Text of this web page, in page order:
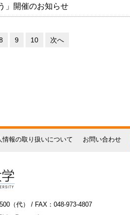
」開催のお知らせ
9 10 次へ
情報の取り扱いについて お問い合わせ
（代） / FAX：048-973-4807